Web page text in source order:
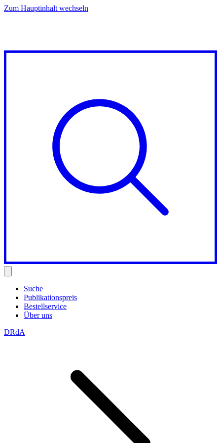
Zum Hauptinhalt wechseln
Suche
Publikationspreis
Bestellservice
Über uns
DRdA